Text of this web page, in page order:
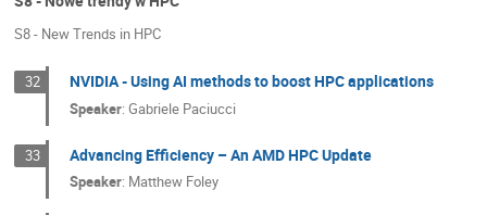
S8 - New Trends in HPC
32 NVIDIA - Using AI methods to boost HPC applications
Speaker:Gabriele Paciucci
33 Advancing Efficiency – An AMD HPC Update
Speaker: Matthew Foley